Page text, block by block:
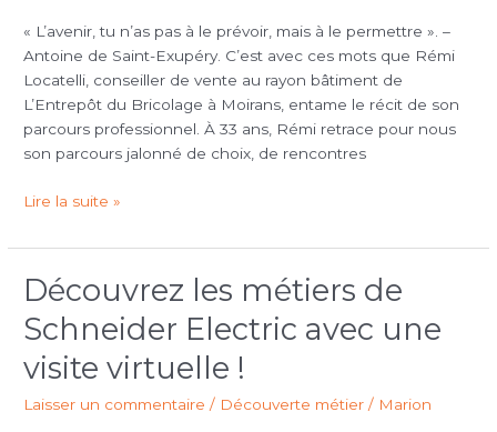
« L’avenir, tu n’as pas à le prévoir, mais à le permettre ». –
Antoine de Saint-Exupéry. C’est avec ces mots que Rémi
Locatelli, conseiller de vente au rayon bâtiment de
L’Entrepôt du Bricolage à Moirans, entame le récit de son
parcours professionnel. À 33 ans, Rémi retrace pour nous
son parcours jalonné de choix, de rencontres
du
Bricolage
:
le
Parcours
Inspirant
Rémi
Lire la suite »
Découvrez les métiers de
Schneider Electric avec une
visite virtuelle !
Laisser un commentaire / Découverte métier / Marion
Découvrez
les
métiers
de
Schneider
Electric